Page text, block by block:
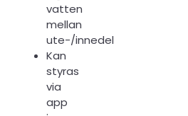
vatten
mellan
ute-/innedel
Kan
styras
via
app